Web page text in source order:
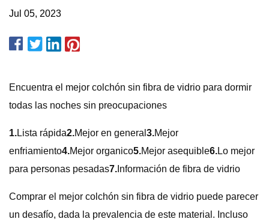
Jul 05, 2023
Encuentra el mejor colchón sin fibra de vidrio para dormir
todas las noches sin preocupaciones
1.Lista rápida2.Mejor en general 3.Mejor
enfriamiento4.Mejor organico5.Mejor asequible6.Lo mejor
para personas pesadas7. Información de fibra de vidrio
Comprar el mejor colchón sin fibra de vidrio puede parecer
un desafío, dada la prevalencia de este material. Incluso